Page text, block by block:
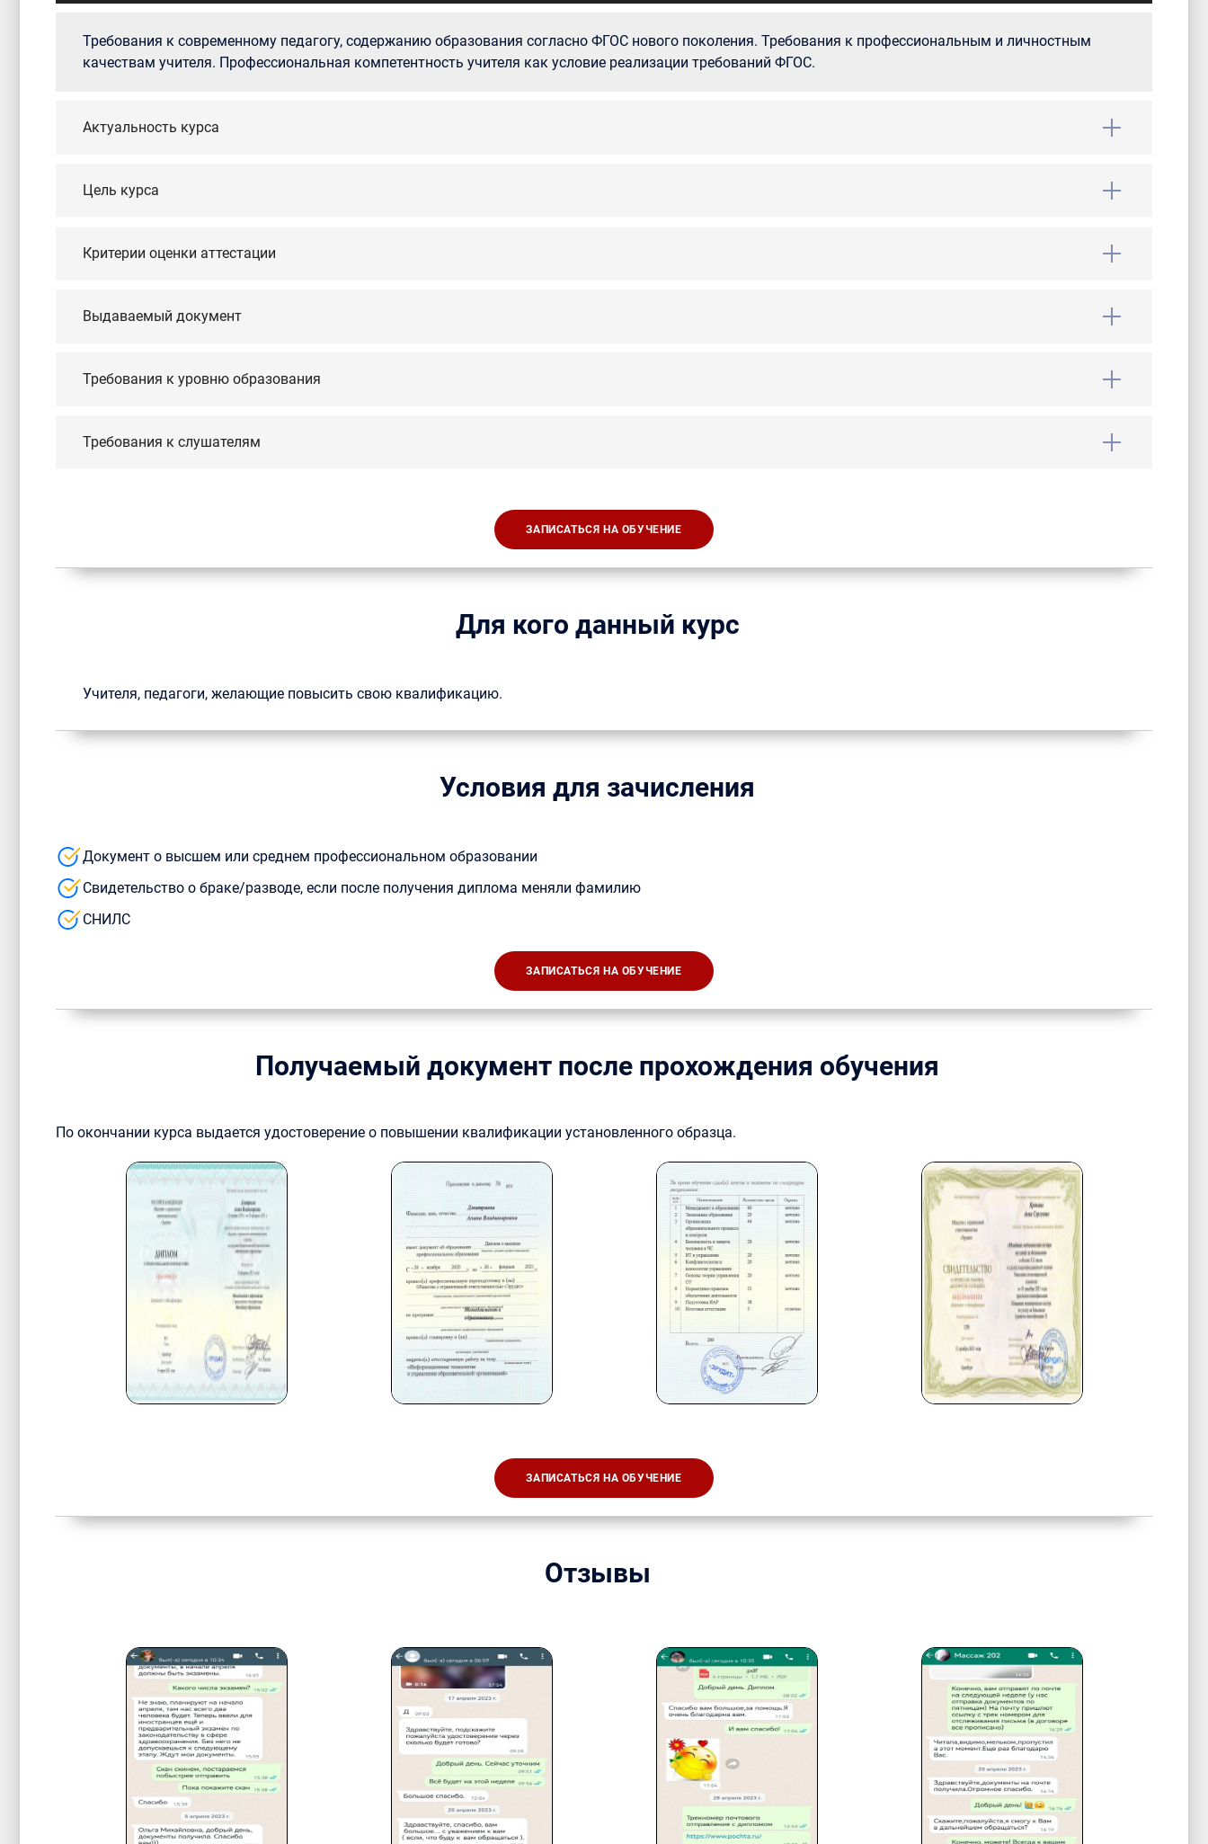
Требования к современному педагогу, содержанию образования согласно ФГОС нового поколения. Требования к профессиональным и личностным
качествам учителя. Профессиональная компетентность учителя как условие реализации требований ФГОС.
Актуальность курса
Цель курса
Критерии оценки аттестации
Выдаваемый документ
Требования к уровню образования
Требования к слушателям
ЗАПИСАТЬСЯ НА ОБУЧЕНИЕ
Для кого данный курс
Учителя, педагоги, желающие повысить свою квалификацию.
Условия для зачисления
Документ о высшем или среднем профессиональном образовании
Свидетельство о браке/разводе, если после получения диплома меняли фамилию
СНИЛС
ЗАПИСАТЬСЯ НА ОБУЧЕНИЕ
Получаемый документ после прохождения обучения
По окончании курса выдается удостоверение о повышении квалификации установленного образца.
ЗАПИСАТЬСЯ НА ОБУЧЕНИЕ
Отзывы